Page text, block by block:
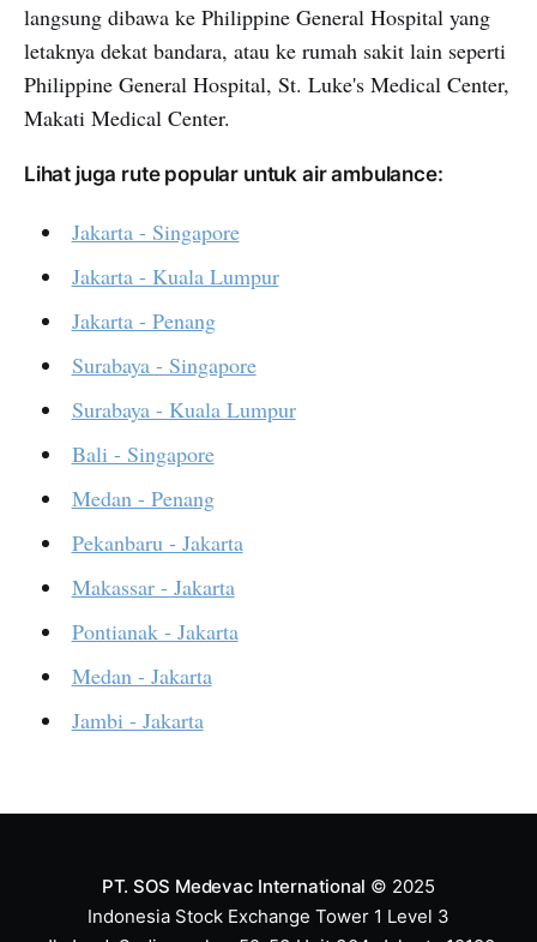
langsung dibawa ke Philippine General Hospital yang
letaknya dekat bandara, atau ke rumah sakit lain seperti
Philippine General Hospital, St. Luke's Medical Center,
Makati Medical Center.
Lihat juga rute popular untuk air ambulance:
Jakarta - Singapore
Jakarta - Kuala Lumpur
Jakarta - Penang
Surabaya - Singapore
Surabaya - Kuala Lumpur
Bali - Singapore
Medan - Penang
Pekanbaru - Jakarta
Makassar - Jakarta
Pontianak - Jakarta
Medan - Jakarta
Jambi - Jakarta
PT. SOS Medevac International © 2025
Indonesia Stock Exchange Tower 1 Level 3